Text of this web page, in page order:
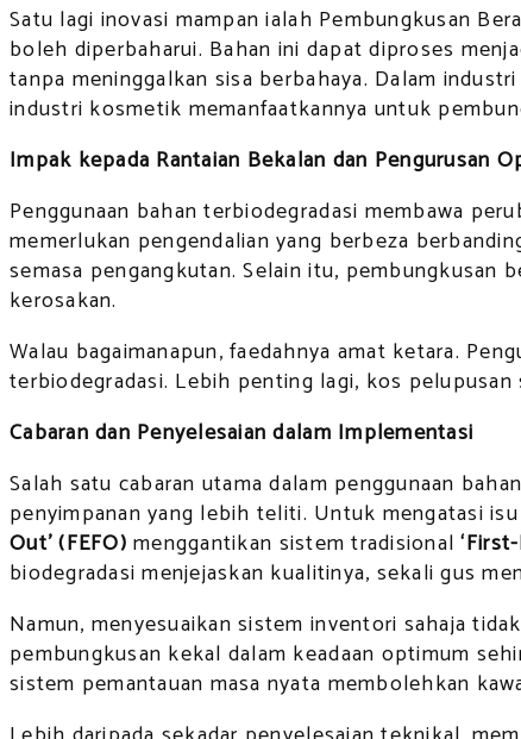
Satu lagi inovasi mampan ialah Pembungkusan
boleh diperbaharui. Bahan ini dapat diproses
tanpa meninggalkan sisa berbahaya. Dalam
industri kosmetik memanfaatkannya untuk
Impak kepada Rantaian Bekalan dan Pengurusan
Penggunaan bahan terbiodegradasi membawa
memerlukan pengendalian yang berbeza
semasa pengangkutan. Selain itu,
kerosakan.
Walau bagaimanapun, faedahnya amat ketara.
terbiodegradasi. Lebih penting lagi, kos
Cabaran dan Penyelesaian dalam Implementasi
Salah satu cabaran utama dalam penggunaan
penyimpanan yang lebih teliti. Untuk mengatasi
Out’ (FEFO) menggantikan sistem tradisional
biodegradasi menjejaskan kualitinya, sekali gus
Namun, menyesuaikan sistem inventori sahaja
pembungkusan kekal dalam keadaan optimum
sistem pemantauan masa nyata membolehkan